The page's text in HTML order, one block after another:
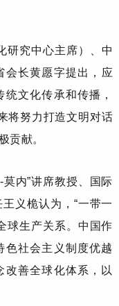
研究中心主席）
中
会长黄愿字提出，应
文化传承和传播，
将努力打造文明对话
贡献。
莫内”讲席教授、国际
王义桅认为， “一带一
球生产关系。中国作
色社会主义制度优越
改善全球化体系，以